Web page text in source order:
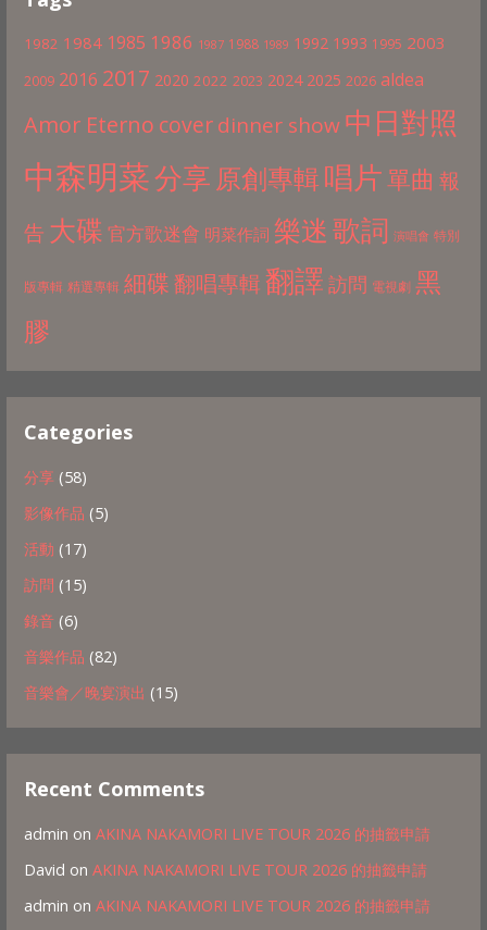
1982 1984 1985 1986 1987 1988 1989 1992 1993 1995 2003
2009 2016 2017 2020 2022 2023 2024 2025 2026 aldea
Amor Eterno coverdinner show中日對照
中森明菜分享 原創專輯唱片單曲 報
告 大碟 官方歌迷會 明菜作詞 樂迷歌詞 演唱會 特別
版專輯 精選專輯 細碟翻唱專輯翻譯 訪問 電視劇 黑
膠
Categories
分享 (58)
影像作品 (5)
活動 (17)
訪問 (15)
錄音 (6)
音樂作品 (82)
音樂會／晚宴演出 (15)
Recent Comments
admin onAKINA NAKAMORI LIVE TOUR 2026 的抽籤申請
David onAKINA NAKAMORI LIVE TOUR 2026 的抽籤申請
admin onAKINA NAKAMORI LIVE TOUR 2026 的抽籤申請